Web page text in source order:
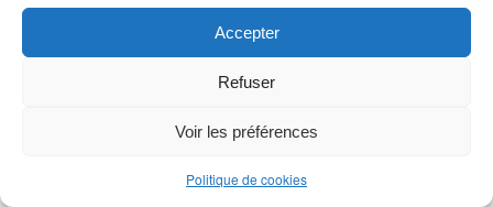
Accepter
Refuser
Voir les préférences
Politique de cookies